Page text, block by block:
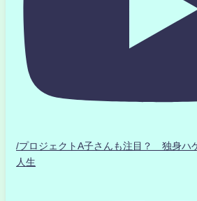
/プロジェクトA子さんも注目？ 独身ハ
人生